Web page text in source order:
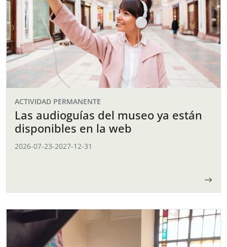
ACTIVIDAD PERMANENTE
Las audioguías del museo ya están
disponibles en la web
2026-07-23-2027-12-31